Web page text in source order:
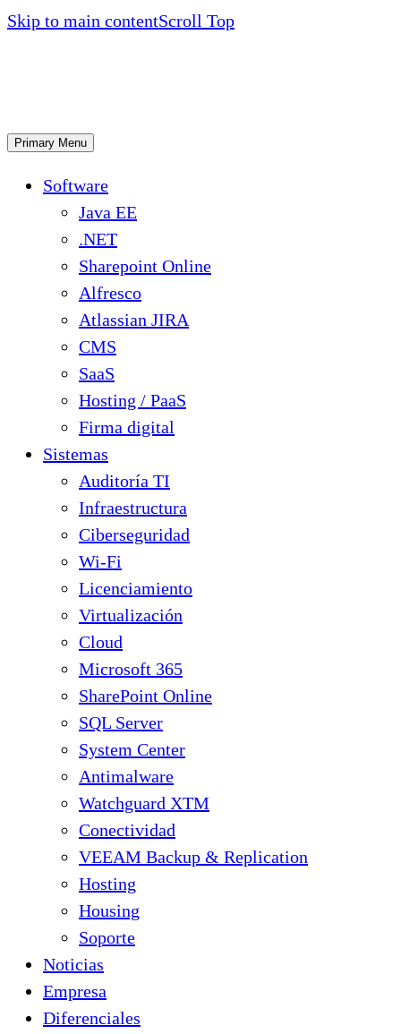
Skip to main contentScroll Top
Primary Menu
Software
Java EE
.NET
Sharepoint Online
Alfresco
Atlassian JIRA
CMS
SaaS
Hosting / PaaS
Firma digital
Sistemas
Auditoría TI
Infraestructura
Ciberseguridad
Wi-Fi
Licenciamiento
Virtualización
Cloud
Microsoft 365
SharePoint Online
SQL Server
System Center
Antimalware
Watchguard XTM
Conectividad
VEEAM Backup & Replication
Hosting
Housing
Soporte
Noticias
Empresa
Diferenciales